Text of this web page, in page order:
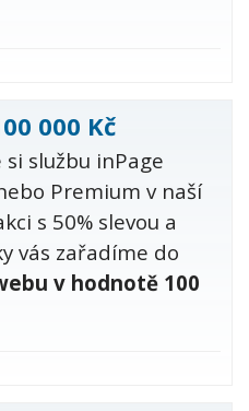
000 Kč
službu inPage
Premium v naší
s 50% slevou a
vás zařadíme do
v hodnotě 100